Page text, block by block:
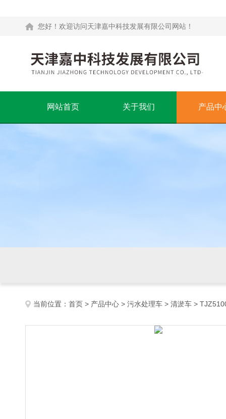
您好！欢迎访问天津嘉中科技发展有限公司网站！
网站首页 关于我们 产品中
当前位置： 首页 > 产品中心 > 污水处理车 > 清淤车 >